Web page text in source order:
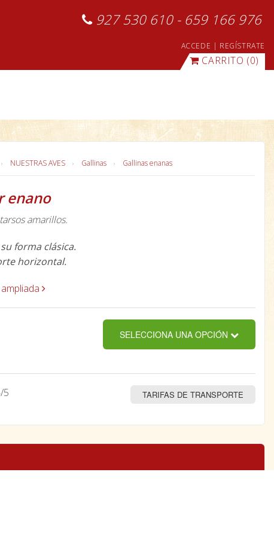
927 530 610 - 659 166 976
ACCEDE | REGÍSTRATE
CARRITO (0)
NUESTRAS AVES Gallinas Gallinas enanas
enano
amarillos.
forma clásica.
horizontal.
SELECCIONA UNA OPCIÓN
5 TARIFAS DE TRANSPORTE